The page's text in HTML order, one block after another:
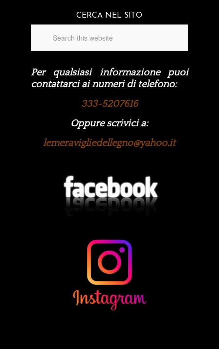
CERCA NEL SITO
Per qualsiasi informazione puoi
contattarci ai numeri di telefono:
333-5207616
Oppure scrivici a:
lemeravigliedellegno@yahoo.it